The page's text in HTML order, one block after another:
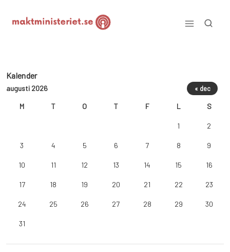
content
Kalender
augusti 2026
M T O T F L S
1 2
3 4 5 6 7 8 9
10 11 12 13 14 15 16
17 18 19 20 21 22 23
24 25 26 27 28 29 30
31
« dec